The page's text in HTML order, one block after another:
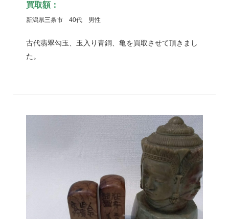
買取額：
新潟県三条市 40代 男性
古代翡翠勾玉、玉入り青銅、亀を買取させて頂きまし
た。